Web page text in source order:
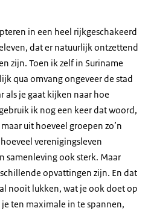
in een heel rijkgeschakeerd
dat er natuurlijk ontzettend
zijn. Toen ik zelf in Suriname
qua omvang ongeveer de stad
als je gaat kijken naar hoe
ik nog een keer dat woord,
uit hoeveel groepen zo’n
verenigingsleven
samenleving ook sterk. Maar
opvattingen zijn. En dat
nooit lukken, wat je ook doet op
ten maximale in te spannen,